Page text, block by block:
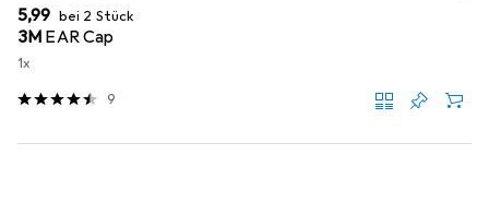
EUR
5,99 bei 2 Stück
3M EAR Cap
1x
9